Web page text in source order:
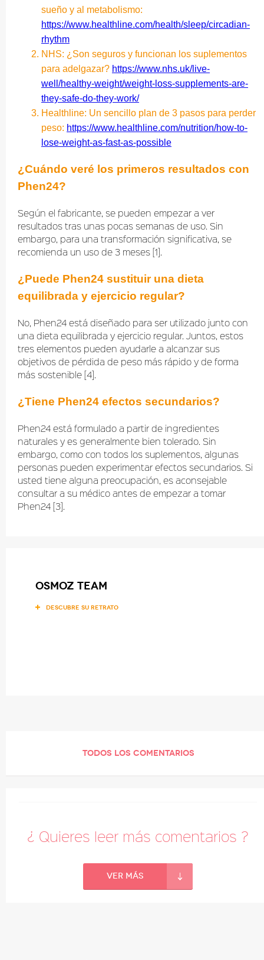
sueño y al metabolismo:
https://www.healthline.com/health/sleep/circadian-
rhythm
NHS: ¿Son seguros y funcionan los suplementos
para adelgazar? https://www.nhs.uk/live-
well/healthy-weight/weight-loss-supplements-are-
they-safe-do-they-work/
Healthline: Un sencillo plan de 3 pasos para perder
peso: https://www.healthline.com/nutrition/how-to-
lose-weight-as-fast-as-possible
¿Cuándo veré los primeros resultados con
Phen24?
Según el fabricante, se pueden empezar a ver
resultados tras unas pocas semanas de uso. Sin
embargo, para una transformación significativa, se
recomienda un uso de 3 meses [1].
¿Puede Phen24 sustituir una dieta
equilibrada y ejercicio regular?
No, Phen24 está diseñado para ser utilizado junto con
una dieta equilibrada y ejercicio regular. Juntos, estos
tres elementos pueden ayudarle a alcanzar sus
objetivos de pérdida de peso más rápido y de forma
más sostenible [4].
¿Tiene Phen24 efectos secundarios?
Phen24 está formulado a partir de ingredientes
naturales y es generalmente bien tolerado. Sin
embargo, como con todos los suplementos, algunas
personas pueden experimentar efectos secundarios. Si
usted tiene alguna preocupación, es aconsejable
consultar a su médico antes de empezar a tomar
Phen24 [3].
OSMOZ team
DESCUBRE SU RETRATO
TODOS LOS COMENTARIOS
¿ Quieres leer más comentarios ?
Ver más